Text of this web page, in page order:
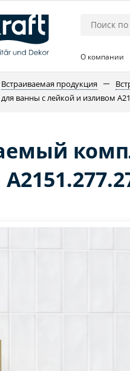
О компании
Встраиваемая продукция
ванны с лейкой и изливом